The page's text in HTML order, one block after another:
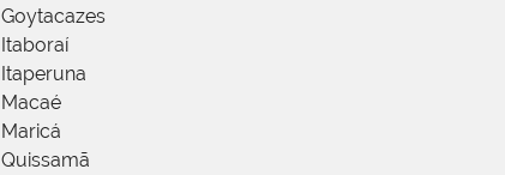
Goytacazes
Itaboraí
Itaperuna
Macaé
Maricá
Quissamã